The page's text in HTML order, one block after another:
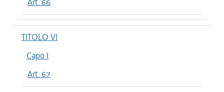
TITOLO VI
Capo I
Art. 67